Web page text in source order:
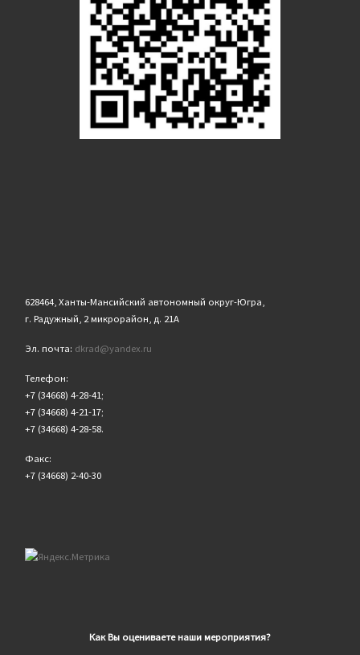
628464, Ханты-Мансийский автономный округ-Югра,
г. Радужный, 2 микрорайон, д. 21А
Эл. почта: dkrad@yandex.ru
Телефон:
+7 (34668) 4-28-41;
+7 (34668) 4-21-17;
+7 (34668) 4-28-58.
Факс:
+7 (34668) 2-40-30
Как Вы оцениваете наши мероприятия?